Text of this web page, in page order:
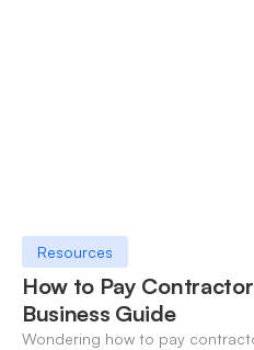
Resources
How to Pay
Business Guide
Wondering how to pay